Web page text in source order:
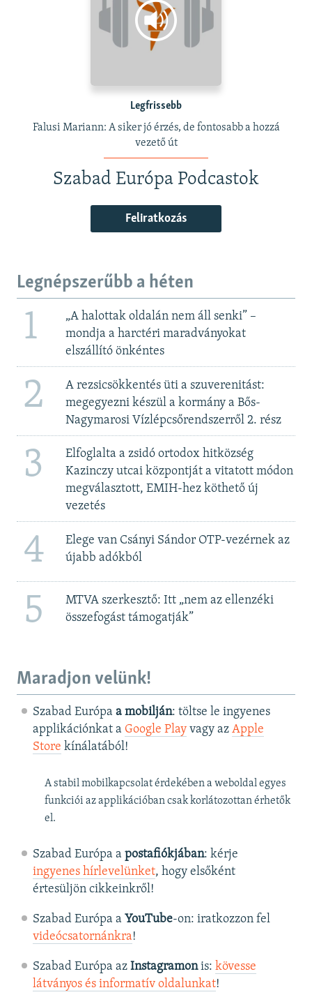
Legfrissebb
Falusi Mariann: A siker jó érzés, de fontosabb a hozzá
vezető út
Szabad Európa Podcastok
Feliratkozás
Legnépszerűbb a héten
1
„A halottak oldalán nem áll senki” –
mondja a harctéri maradványokat
elszállító önkéntes
2
A rezsicsökkentés üti a szuverenitást:
megegyezni készül a kormány a Bős-
Nagymarosi Vízlépcsőrendszerről 2. rész
3
Elfoglalta a zsidó ortodox hitközség
Kazinczy utcai központját a vitatott módon
megválasztott, EMIH-hez köthető új
vezetés
4
Elege van Csányi Sándor OTP-vezérnek az
újabb adókból
5
MTVA szerkesztő: Itt „nem az ellenzéki
összefogást támogatják”
Maradjon velünk!
Szabad Európa a mobilján: töltse le ingyenes
applikációnkat a Google Playvagy az Apple
Store kínálatából!
A stabil mobilkapcsolat érdekében a weboldal egyes
funkciói az applikációban csak korlátozottan érhetők
el.
Szabad Európa a postafiókjában: kérje
ingyenes hírlevelünket, hogy elsőként
értesüljön cikkeinkről!
Szabad Európa a YouTube-on: iratkozzon fel
videócsatornánkra!
Szabad Európa az Instagramonis: kövesse
látványos és informatív oldalunkat! ​